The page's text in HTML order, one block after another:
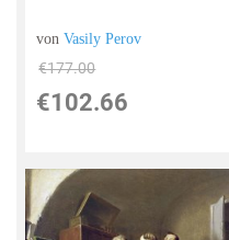
vonVasily Perov
€177.00
€102.66